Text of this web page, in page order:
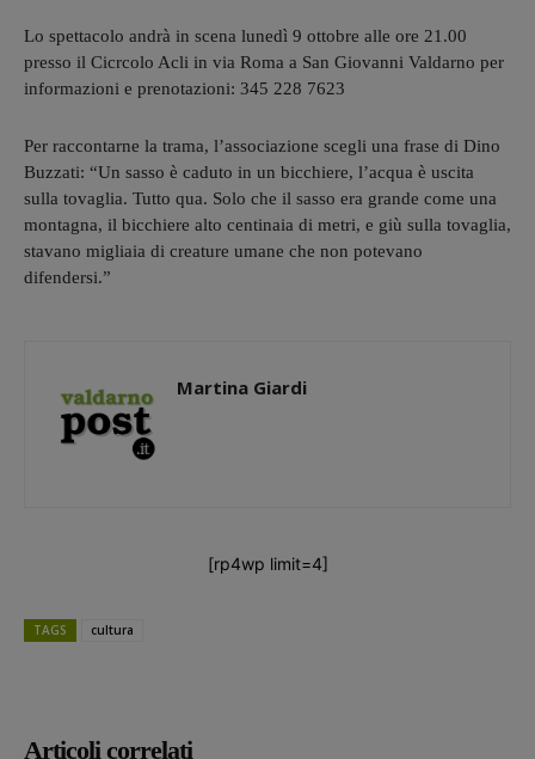
Articoli correlati
Lo spettacolo andrà in scena lunedì 9 ottobre alle ore 21.00
presso il Cicrcolo Acli in via Roma a San Giovanni Valdarno per
informazioni e prenotazioni: 345 228 7623
Per raccontarne la trama, l’associazione scegli una frase di Dino
Buzzati: “Un sasso è caduto in un bicchiere, l’acqua è uscita
sulla tovaglia. Tutto qua. Solo che il sasso era grande come una
montagna, il bicchiere alto centinaia di metri, e giù sulla tovaglia,
stavano migliaia di creature umane che non potevano
difendersi.”
Martina Giardi
[rp4wp limit=4]
TAGS cultura